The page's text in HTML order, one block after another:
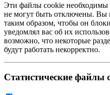
Эти файлы cookie необходимы
не могут быть отключены. Вы
таким образом, чтобы он
уведомлял вас об их
возможно, что некоторые
будут работать некорректно.
Статистические файлы